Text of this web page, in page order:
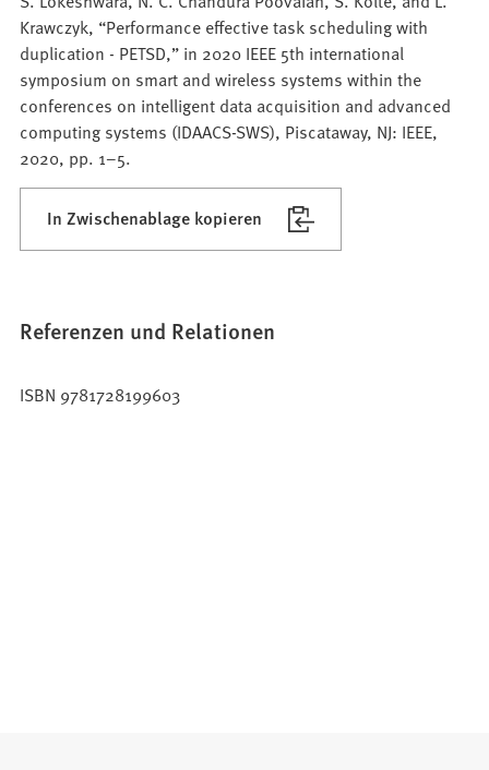
Krawczyk, “Performance effective task scheduling with
duplication - PETSD,” in 2020 IEEE 5th international
symposium on smart and wireless systems within the
conferences on intelligent data acquisition and advanced
computing systems (IDAACS-SWS), Piscataway, NJ: IEEE,
2020, pp. 1–5.
In Zwischenablage kopieren
Referenzen und Relationen
ISBN 9781728199603